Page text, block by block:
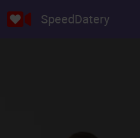
SpeedDatery